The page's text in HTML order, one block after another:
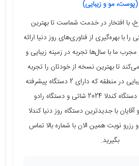
(پوست، مو و زیبایی)
با افتخار در خدمت شماست تا بهترین
با بهره‌گیری از فناوری‌های روز دنیا ارائه
ما با سال‌ها تجربه در زمینه زیبایی و
تا بهترین نسخه از خودتان را تجربه
کنید. اولین کلینیک زیبایی در منطقه که دارای 2 دستگاه پیشرفته
لیزر 2024 میباشد. دستگاه کندلا 2024 شاتی و دستگاه رادو
با جدیدترین دستگاه روز دنیا کندلا
و رزرو نوبت همین الان با شماره بالا تماس
بگیرید.